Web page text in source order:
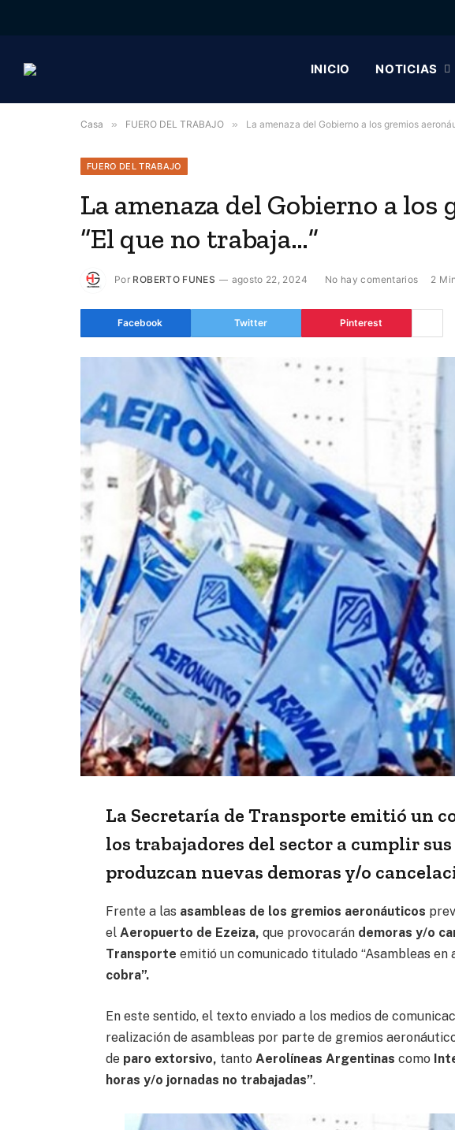
INICIO NOTICIAS
Casa » FUERO DEL TRABAJO » La amenaza del Gobierno a los gremios
FUERO DEL TRABAJO
La amenaza del Gobierno a los
“El que no trabaja…”
Por ROBERTO FUNES agosto 22, 2024 No hay comentarios 2
Facebook Twitter Pinterest
La Secretaría de Transporte emitió un
los trabajadores del sector a cumplir sus
produzcan nuevas demoras y/o
Frente a las asambleas de los gremios aeronáuticos
elAeropuerto de Ezeiza, que provocarán demoras y/o
Transporte emitió un comunicado titulado “Asambleas en
cobra”.
En este sentido, el texto enviado a los medios de
realización de asambleas por parte de gremios
de paro extorsivo, tanto Aerolíneas Argentinas como
horas y/o jornadas no trabajadas”.